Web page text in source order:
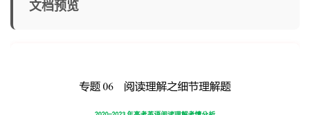
文档预览